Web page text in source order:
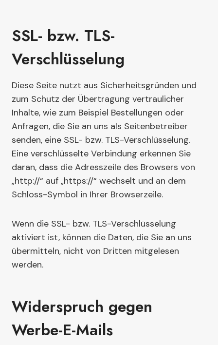
SSL- bzw. TLS-
Verschlüsselung
Diese Seite nutzt aus Sicherheitsgründen und
zum Schutz der Übertragung vertraulicher
Inhalte, wie zum Beispiel Bestellungen oder
Anfragen, die Sie an uns als Seitenbetreiber
senden, eine SSL- bzw. TLS-Verschlüsselung.
Eine verschlüsselte Verbindung erkennen Sie
daran, dass die Adresszeile des Browsers von
„http://“ auf „https://“ wechselt und an dem
Schloss-Symbol in Ihrer Browserzeile.
Wenn die SSL- bzw. TLS-Verschlüsselung
aktiviert ist, können die Daten, die Sie an uns
übermitteln, nicht von Dritten mitgelesen
werden.
Widerspruch gegen
Werbe-E-Mails